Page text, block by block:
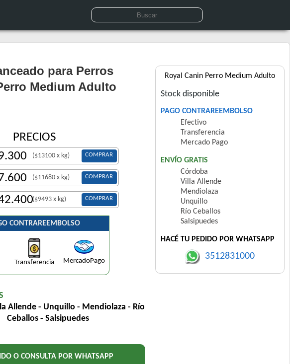
para Perros
Medium Adulto
PRECIOS
($13100 x kg) COMPRAR
($11680 x kg) COMPRAR
($9493 x kg) COMPRAR
CONTRAREEMBOLSO
Transferencia MercadoPago
Allende - Unquillo - Mendiolaza - Río
Ceballos - Salsipuedes
O CONSULTA POR WHATSAPP
Royal Canin Perro Medium Adulto
Stock disponible
PAGO CONTRAREEMBOLSO
Efectivo
Transferencia
Mercado Pago
ENVÍO GRATIS
Córdoba
Villa Allende
Mendiolaza
Unquillo
Río Ceballos
Salsipuedes
HACÉ TU PEDIDO POR WHATSAPP
3512831000